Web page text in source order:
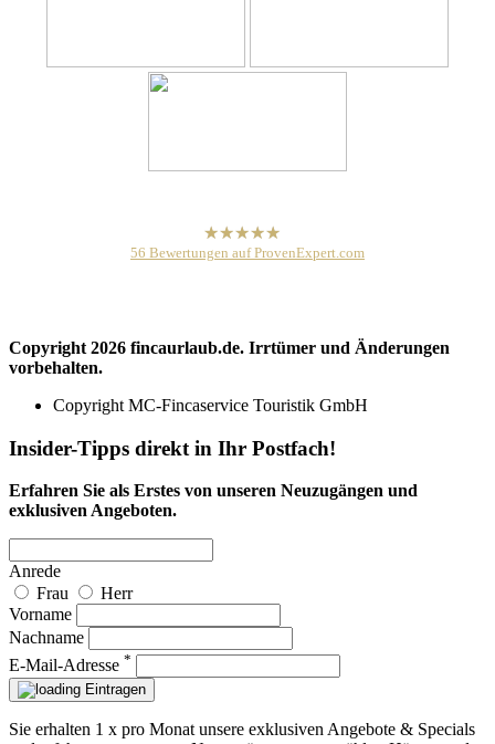
hat 4,80von
56 Bewertungen auf ProvenExpert.com
Copyright 2026 fincaurlaub.de. Irrtümer und Änderungen
vorbehalten.
Copyright MC-Fincaservice Touristik GmbH
Insider-Tipps direkt in Ihr Postfach!
Erfahren Sie als Erstes von unseren Neuzugängen und
exklusiven Angeboten.
Anrede
Frau
Herr
Vorname
Nachname
E-Mail-Adresse *
Eintragen
Sie erhalten 1 x pro Monat unsere exklusiven Angebote & Specials